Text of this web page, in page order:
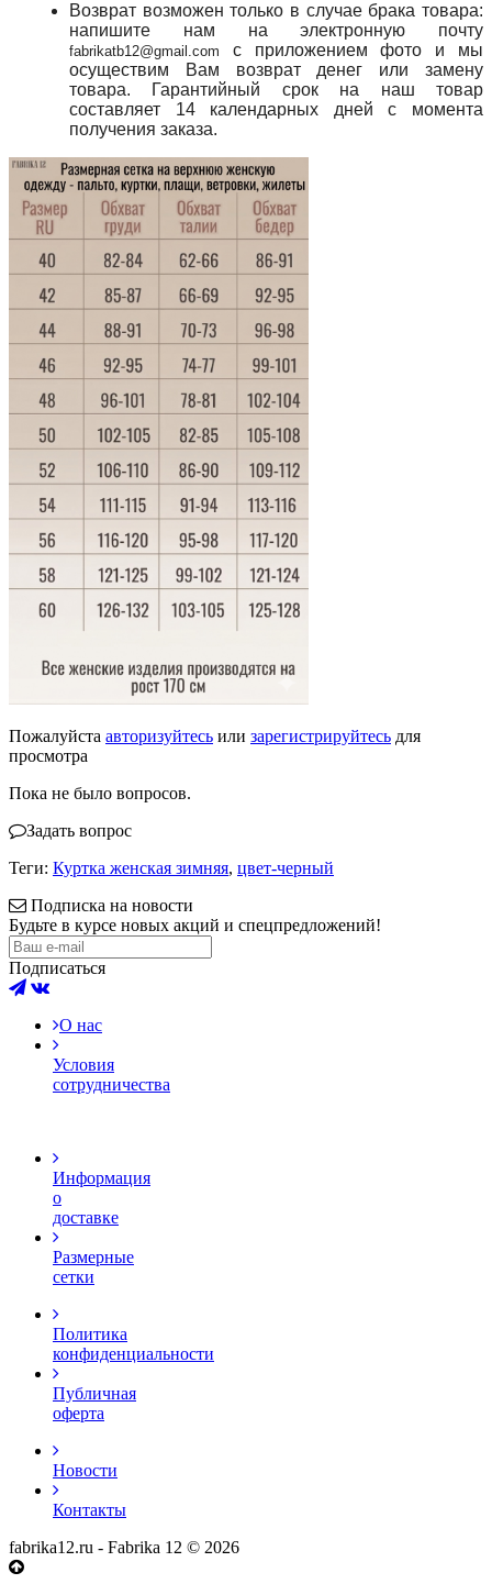
Возврат возможен только в случае брака товара:
напишите нам на электронную почту
fabrikatb12@gmail.com
с приложением фото и мы
осуществим Вам возврат денег или замену
товара. Гарантийный срок на наш товар
составляет 14 календарных дней с момента
получения заказа.
Пожалуйста авторизуйтесь или зарегистрируйтесь для
просмотра
Пока не было вопросов.
Задать вопрос
Теги: Куртка женская зимняя, цвет-черный
Подписка на новости
Будьте в курсе новых акций и спецпредложений!
Подписаться
О нас
Условия
сотрудничества
Информация
о
доставке
Размерные
сетки
Политика
конфиденциальности
Публичная
оферта
Новости
Контакты
fabrika12.ru - Fabrika 12 © 2026